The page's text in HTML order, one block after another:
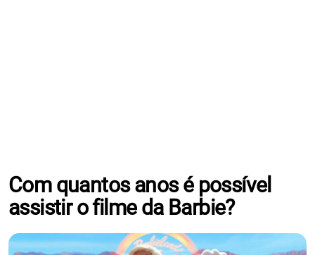
Com quantos anos é possível
assistir o filme da Barbie?